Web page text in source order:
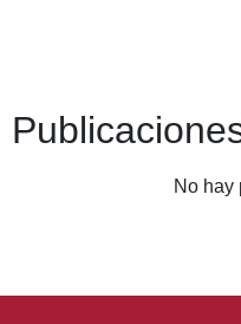
No hay